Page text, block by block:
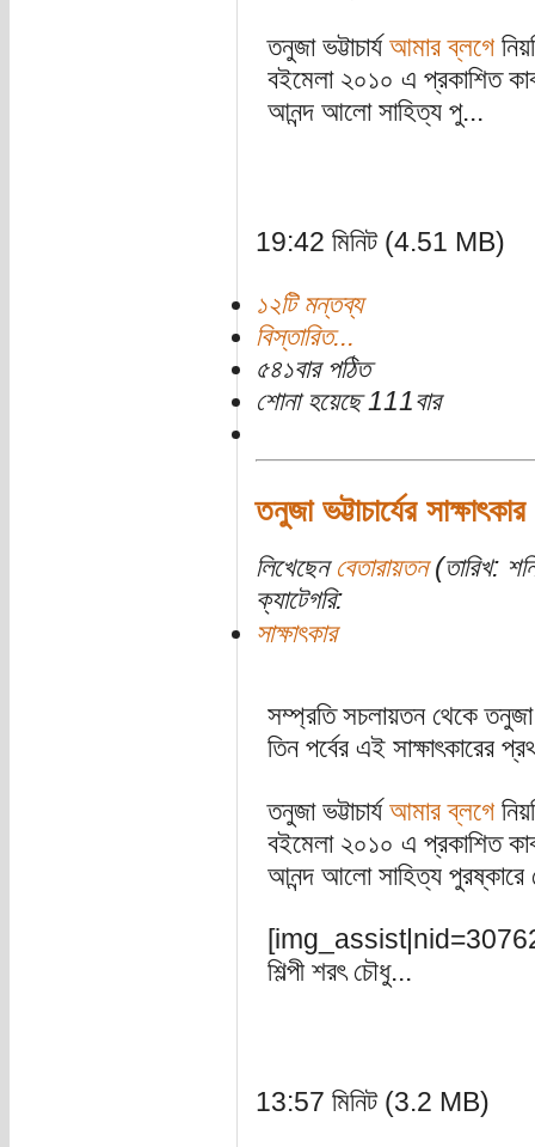
তনুজা ভট্টাচার্য আমার ব্লগে
বইমেলা ২০১০ এ প্রকাশিত
আনন্দ আলো সাহিত্য পু...
19:42 মিনিট (4.51 MB)
১২টি মন্তব্য
বিস্তারিত...
৫৪১বার পঠিত
শোনা হয়েছে 111বার
তনুজা ভট্টাচার্যের
লিখেছেন বেতারায়তন(তারিখ:
ক্যাটেগরি:
সাক্ষাৎকার
সম্প্রতি সচলায়তন থেকে তনুজা
তিন পর্বের এই সাক্ষাৎকারের
তনুজা ভট্টাচার্য আমার ব্লগে
বইমেলা ২০১০ এ প্রকাশিত
আনন্দ আলো সাহিত্য পুরষ্কারে
শিল্পী শরৎ চৌধু...
13:57 মিনিট (3.2 MB)